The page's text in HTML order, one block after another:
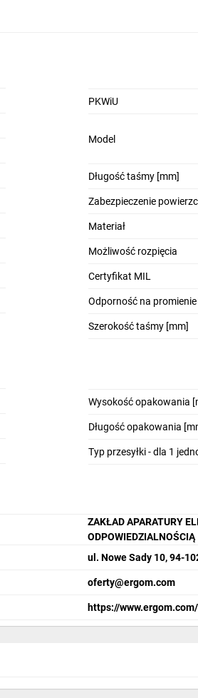
PKWiU
Model
Długość taśmy [mm]
Zabezpieczenie
Materiał
Możliwość rozpięcia
Certyfikat MIL
Odporność na promienie
Szerokość taśmy [mm]
Wysokość opakowania
Długość opakowania
Typ przesyłki - dla 1
ZAKŁAD APARATURY
ODPOWIEDZIALNOŚCIĄ
ul. Nowe Sady 10, 94-
oferty@ergom.com
https://www.ergom.com/